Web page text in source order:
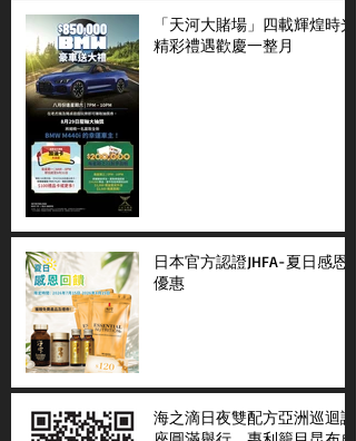
「天河大賭場」四載輝煌時光
精彩禮遇歡慶一整月
日本官方認證JHFA-夏日感恩
優惠
海之滴日夜雙配方亞洲巡迴講